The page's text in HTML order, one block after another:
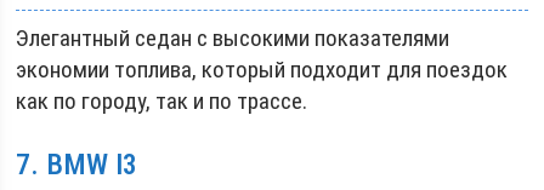
Элегантный седан с высокими показателями
экономии топлива, который подходит для поездок
как по городу, так и по трассе.
7. BMW I3